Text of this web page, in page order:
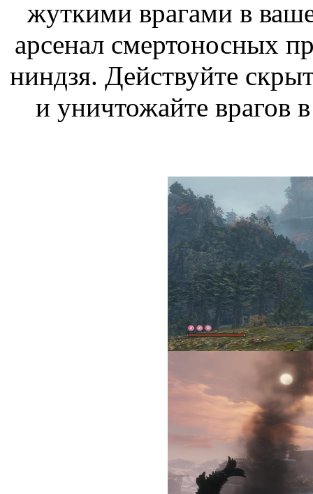
жуткими врагами в
арсенал смертоносных
ниндзя. Действуйте
и уничтожайте врагов